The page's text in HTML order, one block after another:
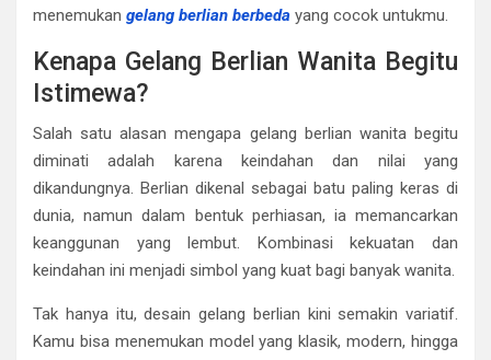
menemukan gelang berlian berbeda yang cocok untukmu.
Kenapa Gelang Berlian Wanita Begitu
Istimewa?
Salah satu alasan mengapa gelang berlian wanita begitu
diminati adalah karena keindahan dan nilai yang
dikandungnya. Berlian dikenal sebagai batu paling keras di
dunia, namun dalam bentuk perhiasan, ia memancarkan
keanggunan yang lembut. Kombinasi kekuatan dan
keindahan ini menjadi simbol yang kuat bagi banyak wanita.
Tak hanya itu, desain gelang berlian kini semakin variatif.
Kamu bisa menemukan model yang klasik, modern, hingga